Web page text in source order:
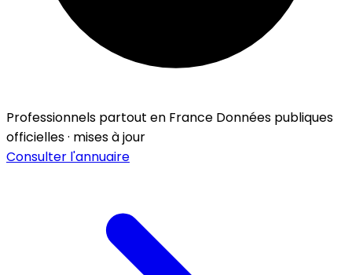
Professionnels partout en France Données publiques
officielles · mises à jour
Consulter l'annuaire